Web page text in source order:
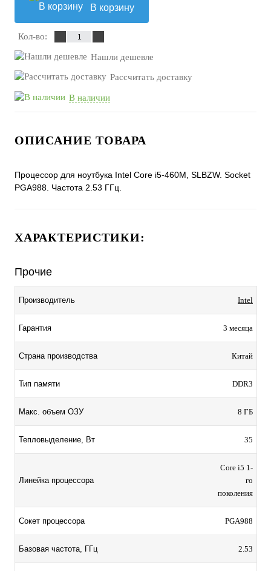
В корзину
Кол-во:
Нашли дешевле
Рассчитать доставку
В наличии
ОПИСАНИЕ ТОВАРА
Процессор для ноутбука Intel Core i5-460M, SLBZW. Socket
PGA988. Частота 2.53 ГГц.
ХАРАКТЕРИСТИКИ:
Прочие
Производитель Intel
Гарантия 3 месяца
Страна производства Китай
Тип памяти DDR3
Макс. объем ОЗУ 8 ГБ
Тепловыделение, Вт 35
Линейка процессора
Core i5 1-
го
поколения
Сокет процессора PGA988
Базовая частота, ГГц 2.53